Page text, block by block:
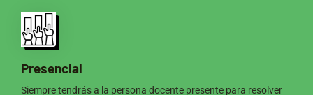
Presencial
Siempre tendrás a la persona docente presente para resolver